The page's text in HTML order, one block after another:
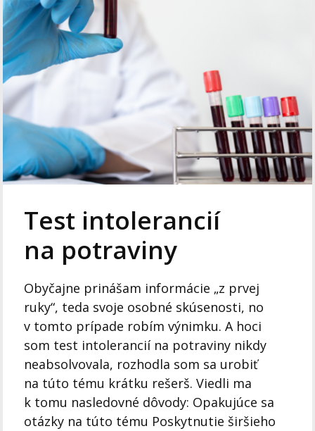
Test intolerancií
na potraviny
Obyčajne prinášam informácie „z prvej
ruky“, teda svoje osobné skúsenosti, no
v tomto prípade robím výnimku. A hoci
som test intolerancií na potraviny nikdy
neabsolvovala, rozhodla som sa urobiť
na túto tému krátku rešerš. Viedli ma
k tomu nasledovné dôvody: Opakujúce sa
otázky na túto tému Poskytnutie širšieho